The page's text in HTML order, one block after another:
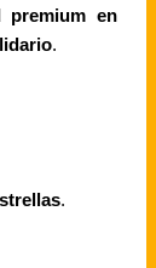
premium en
.
.